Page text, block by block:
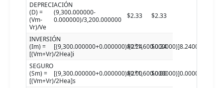
DEPRECIACIÓN
(D) =
(Vm-
Vr)/Ve
(9,300.000000-
0.000000)/3,200.000000
$2.33 $2.33
INVERSIÓN
(Im) =
[(Vm+Vr)/2Hea]i
[(9,300.000000+0.000000)/(2*1,600.000000)]8.240000
$0.24 $0.24
SEGURO
(Sm) =
[(Vm+Vr)/2Hea]s
[(9,300.000000+0.000000)/(2*1,600.000000)]0.000000
$0.00 $0.00